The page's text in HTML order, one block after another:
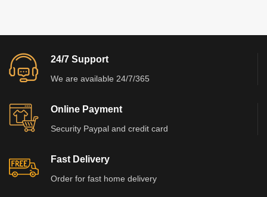
24/7 Support
We are available 24/7/365
Online Payment
Security Paypal and credit card
Fast Delivery
Order for fast home delivery